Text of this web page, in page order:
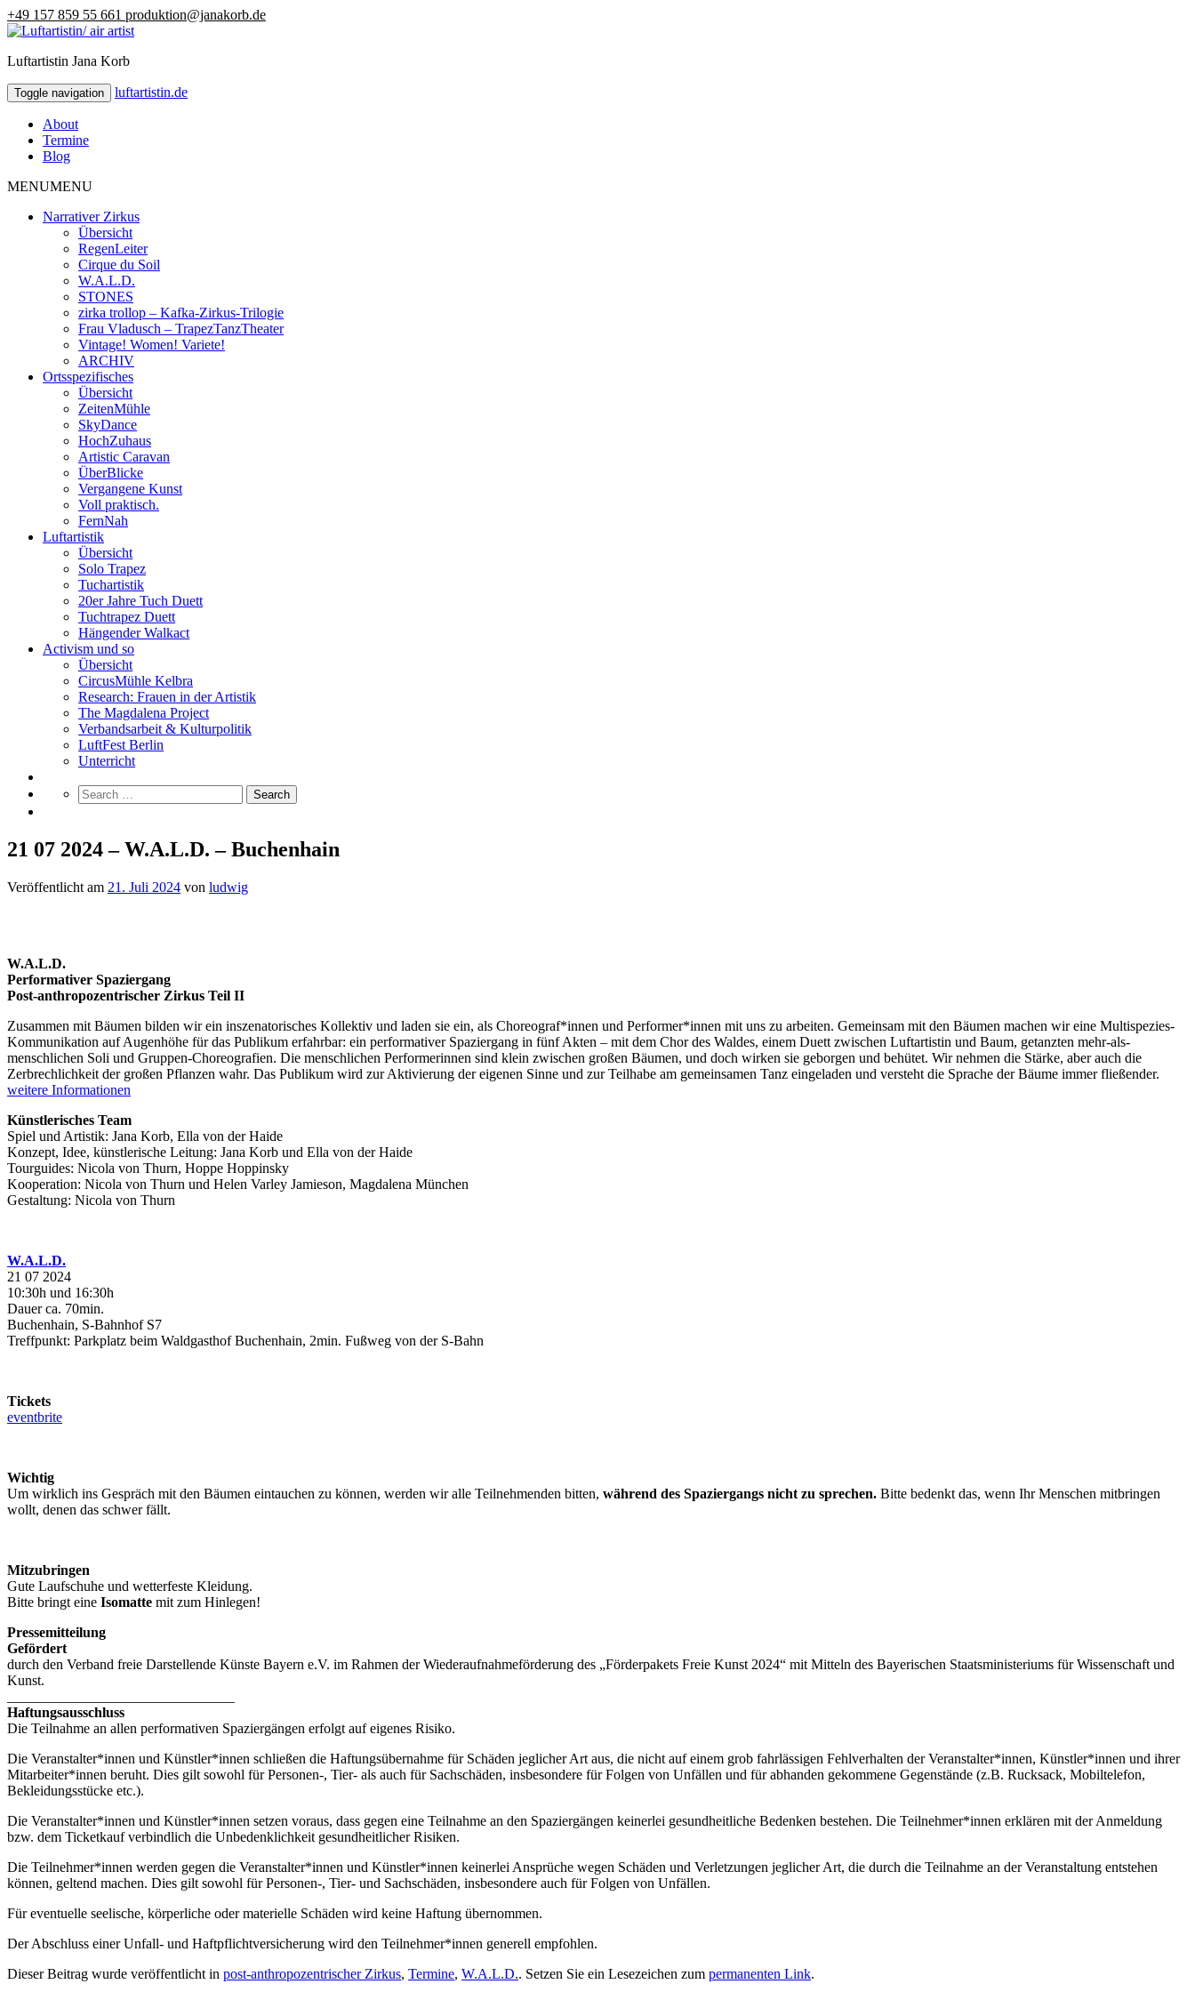
+49 157 859 55 661 produktion@janakorb.de
luftartistin.de
Luftartistin Jana Korb
Toggle navigation luftartistin.de
About
Termine
Blog
MENUMENU
Narrativer Zirkus
Übersicht
RegenLeiter
Cirque du Soil
W.A.L.D.
STONES
zirka trollop – Kafka-Zirkus-Trilogie
Frau Vladusch – TrapezTanzTheater
Vintage! Women! Variete!
ARCHIV
Ortsspezifisches
Übersicht
ZeitenMühle
SkyDance
HochZuhaus
Artistic Caravan
ÜberBlicke
Vergangene Kunst
Voll praktisch.
FernNah
Luftartistik
Übersicht
Solo Trapez
Tuchartistik
20er Jahre Tuch Duett
Tuchtrapez Duett
Hängender Walkact
Activism und so
Übersicht
CircusMühle Kelbra
Research: Frauen in der Artistik
The Magdalena Project
Verbandsarbeit & Kulturpolitik
LuftFest Berlin
Unterricht
21 07 2024 – W.A.L.D. – Buchenhain
Veröffentlicht am 21. Juli 2024 von ludwig
W.A.L.D.
Performativer Spaziergang
Post-anthropozentrischer Zirkus Teil II
Zusammen mit Bäumen bilden wir ein inszenatorisches Kollektiv und laden sie ein, als Choreograf*innen und Performer*innen mit uns zu arbeiten. Gemeinsam mit den Bäumen machen wir eine Multispezies-
Kommunikation auf Augenhöhe für das Publikum erfahrbar: ein performativer Spaziergang in fünf Akten – mit dem Chor des Waldes, einem Duett zwischen Luftartistin und Baum, getanzten mehr-als-
menschlichen Soli und Gruppen-Choreografien. Die menschlichen Performerinnen sind klein zwischen großen Bäumen, und doch wirken sie geborgen und behütet. Wir nehmen die Stärke, aber auch die
Zerbrechlichkeit der großen Pflanzen wahr. Das Publikum wird zur Aktivierung der eigenen Sinne und zur Teilhabe am gemeinsamen Tanz eingeladen und versteht die Sprache der Bäume immer fließender.
weitere Informationen
Künstlerisches Team
Spiel und Artistik: Jana Korb, Ella von der Haide
Konzept, Idee, künstlerische Leitung: Jana Korb und Ella von der Haide
Tourguides: Nicola von Thurn, Hoppe Hoppinsky
Kooperation: Nicola von Thurn und Helen Varley Jamieson, Magdalena München
Gestaltung: Nicola von Thurn
W.A.L.D.
21 07 2024
10:30h und 16:30h
Dauer ca. 70min.
Buchenhain, S-Bahnhof S7
Treffpunkt: Parkplatz beim Waldgasthof Buchenhain, 2min. Fußweg von der S-Bahn
Tickets
eventbrite
Wichtig
Um wirklich ins Gespräch mit den Bäumen eintauchen zu können, werden wir alle Teilnehmenden bitten, während des Spaziergangs nicht zu sprechen. Bitte bedenkt das, wenn Ihr Menschen mitbringen
wollt, denen das schwer fällt.
Mitzubringen
Gute Laufschuhe und wetterfeste Kleidung.
Bitte bringt eine Isomatte mit zum Hinlegen!
Pressemitteilung
Gefördert
durch den Verband freie Darstellende Künste Bayern e.V. im Rahmen der Wiederaufnahmeförderung des „Förderpakets Freie Kunst 2024“ mit Mitteln des Bayerischen Staatsministeriums für Wissenschaft und
Kunst.
Haftungsausschluss
Die Teilnahme an allen performativen Spaziergängen erfolgt auf eigenes Risiko.
Die Veranstalter*innen und Künstler*innen schließen die Haftungsübernahme für Schäden jeglicher Art aus, die nicht auf einem grob fahrlässigen Fehlverhalten der Veranstalter*innen, Künstler*innen und ihrer
Mitarbeiter*innen beruht. Dies gilt sowohl für Personen-, Tier- als auch für Sachschäden, insbesondere für Folgen von Unfällen und für abhanden gekommene Gegenstände (z.B. Rucksack, Mobiltelefon,
Bekleidungsstücke etc.).
Die Veranstalter*innen und Künstler*innen setzen voraus, dass gegen eine Teilnahme an den Spaziergängen keinerlei gesundheitliche Bedenken bestehen. Die Teilnehmer*innen erklären mit der Anmeldung
bzw. dem Ticketkauf verbindlich die Unbedenklichkeit gesundheitlicher Risiken.
Die Teilnehmer*innen werden gegen die Veranstalter*innen und Künstler*innen keinerlei Ansprüche wegen Schäden und Verletzungen jeglicher Art, die durch die Teilnahme an der Veranstaltung entstehen
können, geltend machen. Dies gilt sowohl für Personen-, Tier- und Sachschäden, insbesondere auch für Folgen von Unfällen.
Für eventuelle seelische, körperliche oder materielle Schäden wird keine Haftung übernommen.
Der Abschluss einer Unfall- und Haftpflichtversicherung wird den Teilnehmer*innen generell empfohlen.
Dieser Beitrag wurde veröffentlicht in post-anthropozentrischer Zirkus, Termine, W.A.L.D.. Setzen Sie ein Lesezeichen zum permanenten Link.